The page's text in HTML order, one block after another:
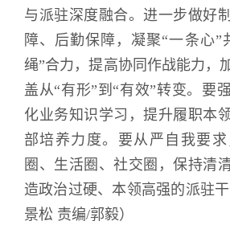
与派驻深度融合。进一步做好
障、后勤保障，凝聚“一条心”
绳”合力，提高协同作战能力，
盖从“有形”到“有效”转变。要
化业务知识学习，提升履职本
部培养力度。要从严自我要
圈、生活圈、社交圈，保持清
造政治过硬、本领高强的派驻
景松 责编/郭毅）